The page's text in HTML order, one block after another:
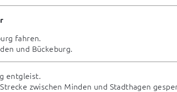
fahren.
und Bückeburg.
entgleist.
zwischen Minden und Stadthagen